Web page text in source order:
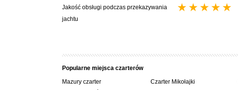
Jakość obsługi podczas przekazywania
jachtu
Popularne miejsca czarterów
Mazury czarter
Czarter Mikołajki